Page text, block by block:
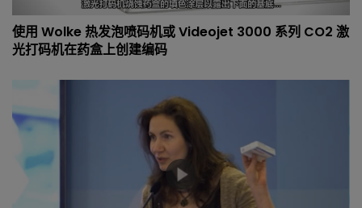
使用 Wolke 热发泡喷码机或 Videojet 3000 系列 CO2 激
光打码机在药盒上创建编码